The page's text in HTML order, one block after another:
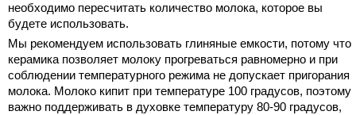
необходимо пересчитать количество молока, которое вы
будете использовать.
Мы рекомендуем использовать глиняные емкости, потому что
керамика позволяет молоку прогреваться равномерно и при
соблюдении температурного режима не допускает пригорания
молока. Молоко кипит при температуре 100 градусов, поэтому
важно поддерживать в духовке температуру 80-90 градусов,